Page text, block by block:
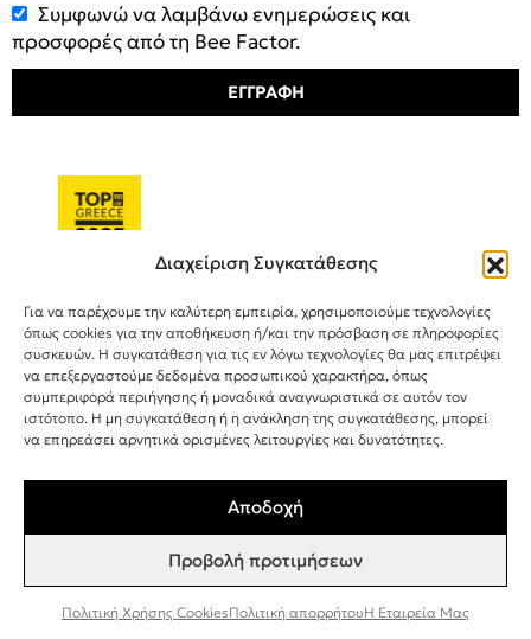
Διαχείριση Συγκατάθεσης
Για να παρέχουμε την καλύτερη εμπειρία, χρησιμοποιούμε τεχνολογίες
όπως cookies για την αποθήκευση ή/και την πρόσβαση σε πληροφορίες
συσκευών. Η συγκατάθεση για τις εν λόγω τεχνολογίες θα μας επιτρέψει
να επεξεργαστούμε δεδομένα προσωπικού χαρακτήρα, όπως
συμπεριφορά περιήγησης ή μοναδικά αναγνωριστικά σε αυτόν τον
ιστότοπο. Η μη συγκατάθεση ή η ανάκληση της συγκατάθεσης, μπορεί
να επηρεάσει αρνητικά ορισμένες λειτουργίες και δυνατότητες.
Αποδοχή
Προβολή προτιμήσεων
Πολιτική Χρήσης CookiesΠολιτική απορρήτουΗ Εταιρεία Μας
Συμφωνώ να λαμβάνω ενημερώσεις και
προσφορές από τη Bee Factor.
ΕΓΓΡΑΦΗ
©2025-BEE FACTOR/ NATURAL COSMETICS